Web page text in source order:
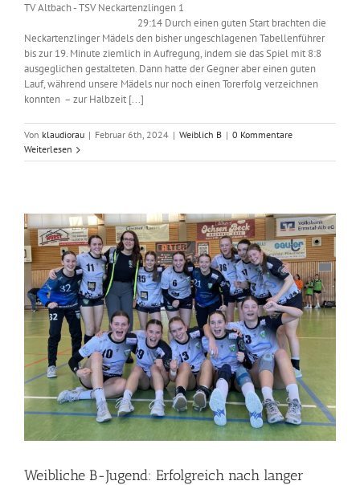
TV Altbach - TSV Neckartenzlingen 1
29:14 Durch einen guten Start brachten die
Neckartenzlinger Mädels den bisher ungeschlagenen Tabellenführer
bis zur 19. Minute ziemlich in Aufregung, indem sie das Spiel mit 8:8
ausgeglichen gestalteten. Dann hatte der Gegner aber einen guten
Lauf, während unsere Mädels nur noch einen Torerfolg verzeichnen
konnten – zur Halbzeit [...]
Von klaudiorau | Februar 6th, 2024 | Weiblich B | 0 Kommentare
Weiterlesen
Weibliche B-Jugend: Erfolgreich nach langer